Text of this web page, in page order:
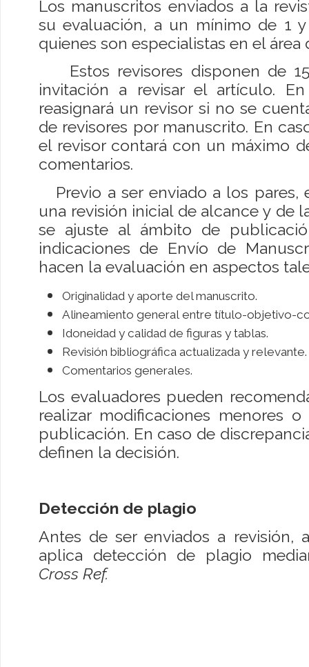
Los manuscritos enviados a la
su evaluación, a un mínimo de 1
quienes son especialistas en el área
Estos revisores disponen de
invitación a revisar el artículo.
reasignará un revisor si no se
de revisores por manuscrito. En
el revisor contará con un máximo
comentarios.
Previo a ser enviado a los pares,
una revisión inicial de alcance y de
se ajuste al ámbito de
indicaciones de Envío de
hacen la evaluación en aspectos
Originalidad y aporte del manuscrito.
Alineamiento general entre título-objetivo-
Idoneidad y calidad de figuras y tablas.
Revisión bibliográfica actualizada y relevante.
Comentarios generales.
Los evaluadores pueden
realizar modificaciones menores
publicación. En caso de
definen la decisión.
Detección de plagio
Antes de ser enviados a revisión,
aplica detección de plagio
Cross Ref.